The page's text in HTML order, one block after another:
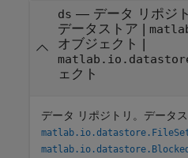
ds — データ リポジ
データストア |
オブジェクト |
ェクト
データ リポジトリ。データス